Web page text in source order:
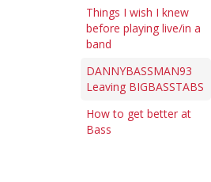
Things I wish I knew
before playing live/in a
band
DANNYBASSMAN93
Leaving BIGBASSTABS
How to get better at
Bass